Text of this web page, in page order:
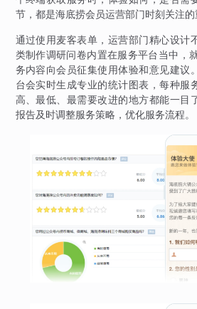
节，都是海底捞会员运营部门时刻关注的
通过使用麦客表单，运营部门精心设计
类制作调研问卷内置在服务平台当中，
务内容向会员征集使用体验和意见建议
台会实时生成专业的统计图表，每种服
高、最低、最需要改进的地方都能一目
报告及时调整服务策略，优化服务流程。